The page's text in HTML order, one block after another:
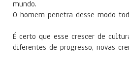
mundo.
O homem penetra desse modo
É certo que esse crescer de
diferentes de progresso, novas